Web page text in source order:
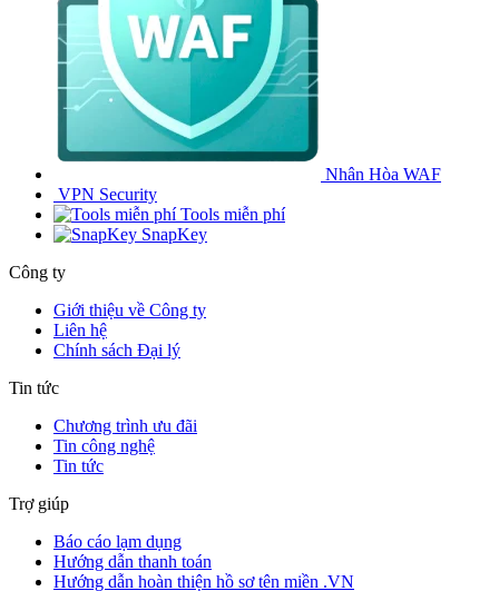
Nhân Hòa WAF
VPN Security
Tools miễn phí
SnapKey
Công ty
Giới thiệu về Công ty
Liên hệ
Chính sách Đại lý
Tin tức
Chương trình ưu đãi
Tin công nghệ
Tin tức
Trợ giúp
Báo cáo lạm dụng
Hướng dẫn thanh toán
Hướng dẫn hoàn thiện hồ sơ tên miền .VN